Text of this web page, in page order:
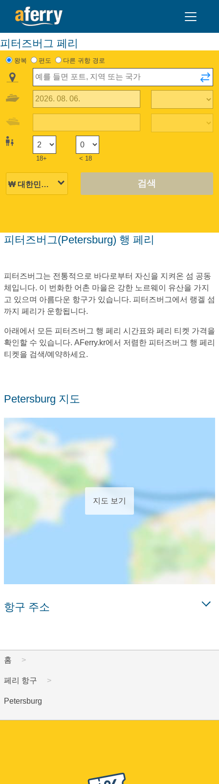
피터즈버그 페리
왕복 편도 다른 귀항 경로
18+ < 18
검색
피터즈버그(Petersburg) 행 페리
피터즈버그는 전통적으로 바다로부터 자신을 지켜온 섬 공동
체입니다. 이 번화한 어촌 마을은 강한 노르웨이 유산을 가지
고 있으며 아름다운 항구가 있습니다. 피터즈버그에서 랭겔 섬
까지 페리가 운항됩니다.
아래에서 모든 피터즈버그 행 페리 시간표와 페리 티켓 가격을
확인할 수 있습니다. AFerry.kr에서 저렴한 피터즈버그 행 페리
티켓을 검색/예약하세요.
Petersburg 지도
지도 보기
항구 주소
홈
페리 항구
Petersburg